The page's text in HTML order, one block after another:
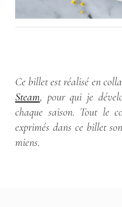
Ce billet est réalisé en
Steam, pour qui je
chaque saison. Tout le
exprimés dans ce billet
miens.